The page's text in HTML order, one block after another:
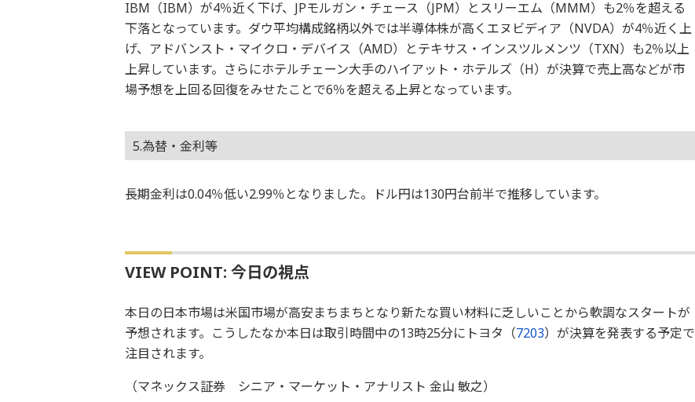
IBM（IBM）が4％近く下げ、JPモルガン・チェース（JPM）とスリーエム（MMM）も2％を超える
下落となっています。ダウ平均構成銘柄以外では半導体株が高くエヌビディア（NVDA）が4％近く上
げ、アドバンスト・マイクロ・デバイス（AMD）とテキサス・インスツルメンツ（TXN）も2％以上
上昇しています。さらにホテルチェーン大手のハイアット・ホテルズ（H）が決算で売上高などが市
場予想を上回る回復をみせたことで6％を超える上昇となっています。
5.為替・金利等
長期金利は0.04％低い2.99％となりました。ドル円は130円台前半で推移しています。
VIEW POINT: 今日の視点
本日の日本市場は米国市場が高安まちまちとなり新たな買い材料に乏しいことから軟調なスタートが
予想されます。こうしたなか本日は取引時間中の13時25分にトヨタ（7203）が決算を発表する予定で
注目されます。
（マネックス証券 シニア・マーケット・アナリスト 金山 敏之）